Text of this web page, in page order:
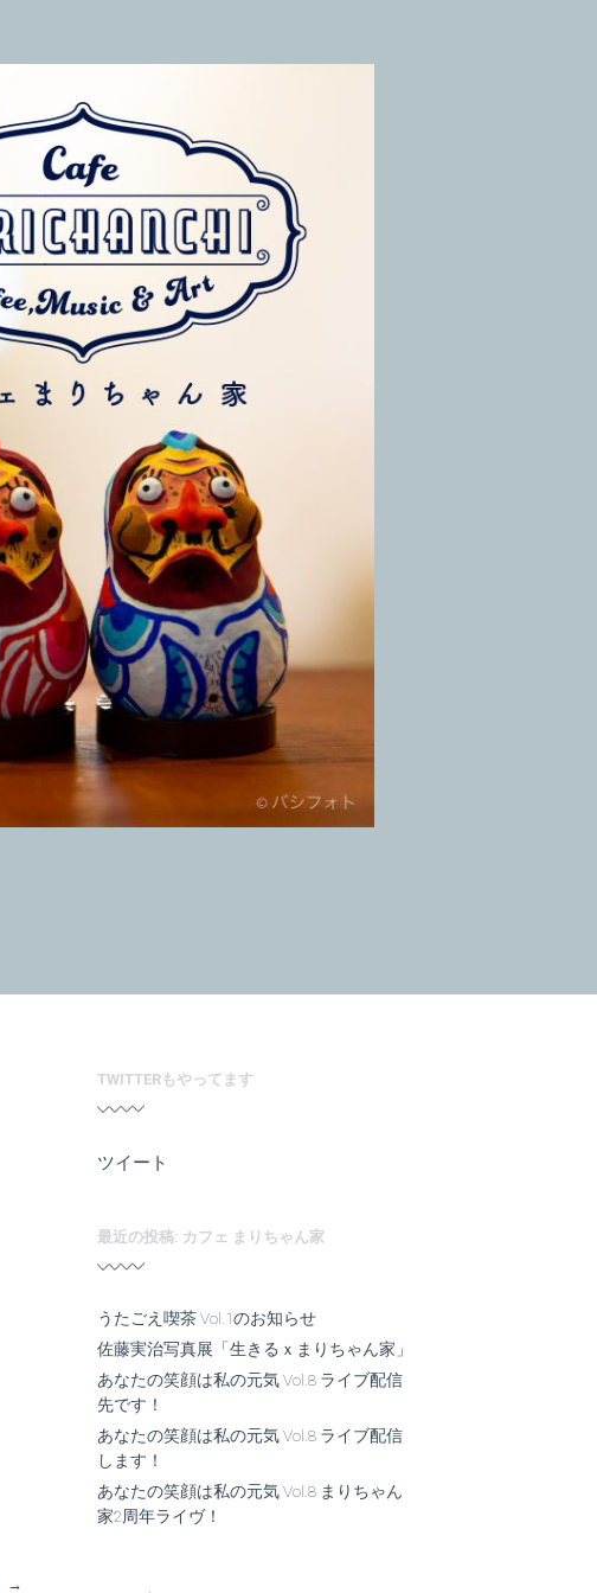
→
TWITTERもやってます
ツイート
最近の投稿: カフェ まりちゃん家
うたごえ喫茶 Vol.1のお知らせ
佐藤実治写真展「生きるｘまりちゃん家」
あなたの笑顔は私の元気 Vol.8 ライブ配信
先です！
あなたの笑顔は私の元気 Vol.8 ライブ配信
します！
あなたの笑顔は私の元気 Vol.8 まりちゃん
家2周年ライヴ！